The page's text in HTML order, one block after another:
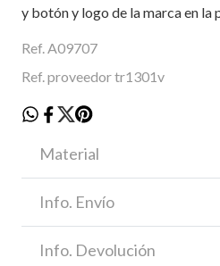
y botón y logo de la marca en la
Ref. A09707
Ref. proveedor tr1301v
Material
Info. Envío
Info. Devolución